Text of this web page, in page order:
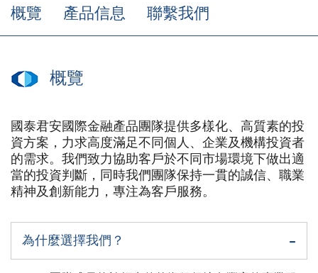
概覽 產品信息 聯繫我們
概覽
國泰君安國際金融產品團隊提供多樣化、高質素的投
資方案，力求高度滿足不同個人、企業及機構投資者
的需求。我們致力協助客戶於不同市場環境下做出適
當的投資判斷，同時我們團隊保持一貫的誠信、職業
精神及創新能力，專注為客戶服務。
為什麼選擇我們？